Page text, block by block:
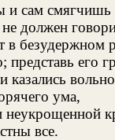
и сам смягчишь
должен
в безудержном
представь его
казались
ума,
неукрощенной
все.